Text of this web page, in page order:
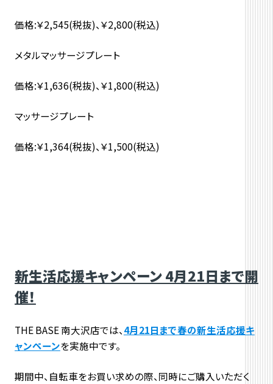
価格:￥2,545(税抜)、￥2,800(税込)
メタルマッサージプレート
価格:￥1,636(税抜)、￥1,800(税込)
マッサージプレート
価格:￥1,364(税抜)、￥1,500(税込)
新生活応援キャンペーン 4月21日まで開
催！
THE BASE 南大沢店では、 4月21日まで春の新生活応援キ
ャンペーンを実施中です。
期間中、自転車をお買い求めの際、同時にご購入いただく